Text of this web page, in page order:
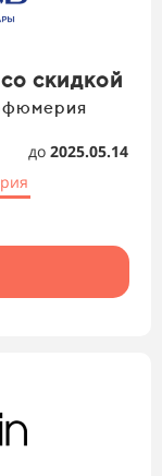
скидкой
до 2025.05.14